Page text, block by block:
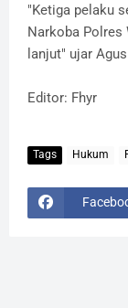
"Ketiga pelaku
Narkoba Polres
lanjut" ujar
Editor: Fhyr
Tags Hukum